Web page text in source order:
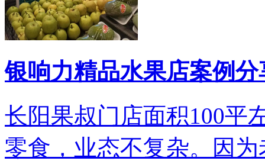
银响力精品水果店案例
长阳果叔门店面积100平
零食，业态不复杂。因